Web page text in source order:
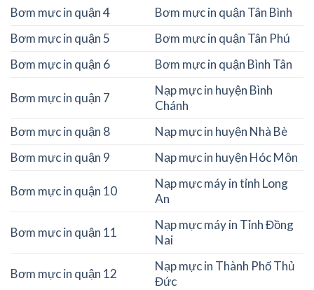
Bơm mực in quận 4
Bơm mực in quận Tân Bình
Bơm mực in quận 5
Bơm mực in quận Tân Phú
Bơm mực in quận 6
Bơm mực in quận Bình Tân
Bơm mực in quận 7
Nạp mực in huyện Bình
Chánh
Bơm mực in quận 8
Nạp mực in huyện Nhà Bè
Bơm mực in quận 9
Nạp mực in huyện Hóc Môn
Bơm mực in quận 10
Nạp mực máy in tỉnh Long
An
Bơm mực in quận 11
Nạp mực máy in Tỉnh Đồng
Nai
Bơm mực in quận 12
Nạp mực in Thành Phố Thủ
Đức